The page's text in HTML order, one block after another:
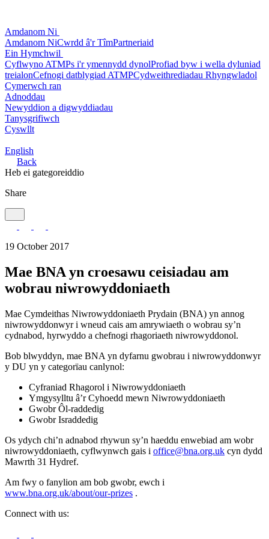
Amdanom Ni
Amdanom NiCwrdd â'r TîmPartneriaid
Ein Hymchwil
Cyflwyno ATMPs i'r ymennydd dynolProfiad byw i wella dyluniad
treialonCefnogi datblygiad ATMPCydweithrediadau Rhyngwladol
Cymerwch ran
Adnoddau
Newyddion a digwyddiadau
Tanysgrifiwch
Cyswllt
English
Back
Heb ei gategoreiddio
Share
19 October 2017
Mae BNA yn croesawu ceisiadau am
wobrau niwrowyddoniaeth
Mae Cymdeithas Niwrowyddoniaeth Prydain (BNA) yn annog
niwrowyddonwyr i wneud cais am amrywiaeth o wobrau sy’n
cydnabod, hyrwyddo a chefnogi rhagoriaeth niwrowyddonol.
Bob blwyddyn, mae BNA yn dyfarnu gwobrau i niwrowyddonwyr
y DU yn y categorïau canlynol:
Cyfraniad Rhagorol i Niwrowyddoniaeth
Ymgysylltu â’r Cyhoedd mewn Niwrowyddoniaeth
Gwobr Ôl-raddedig
Gwobr Israddedig
Os ydych chi’n adnabod rhywun sy’n haeddu enwebiad am wobr
niwrowyddoniaeth, cyflwynwch gais i office@bna.org.uk cyn dydd
Mawrth 31 Hydref.
Am fwy o fanylion am bob gwobr, ewch i
www.bna.org.uk/about/our-prizes .
Connect with us: